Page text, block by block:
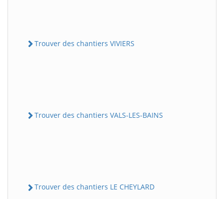
Trouver des chantiers VIVIERS
Trouver des chantiers VALS-LES-BAINS
Trouver des chantiers LE CHEYLARD